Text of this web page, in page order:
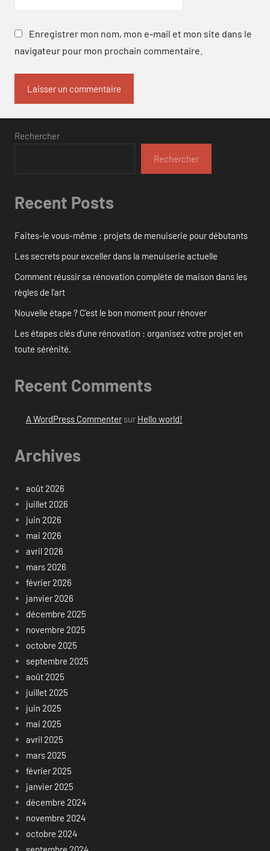
Enregistrer mon nom, mon e-mail et mon site dans le
navigateur pour mon prochain commentaire.
Rechercher
Rechercher
Recent Posts
Faites-le vous-même : projets de menuiserie pour débutants
Les secrets pour exceller dans la menuiserie actuelle
Comment réussir sa rénovation complète de maison dans les
règles de l’art
Nouvelle étape ? C’est le bon moment pour rénover
Les étapes clés d’une rénovation : organisez votre projet en
toute sérénité.
Recent Comments
A WordPress Commentersur Hello world!
Archives
août 2026
juillet 2026
juin 2026
mai 2026
avril 2026
mars 2026
février 2026
janvier 2026
décembre 2025
novembre 2025
octobre 2025
septembre 2025
août 2025
juillet 2025
juin 2025
mai 2025
avril 2025
mars 2025
février 2025
janvier 2025
décembre 2024
novembre 2024
octobre 2024